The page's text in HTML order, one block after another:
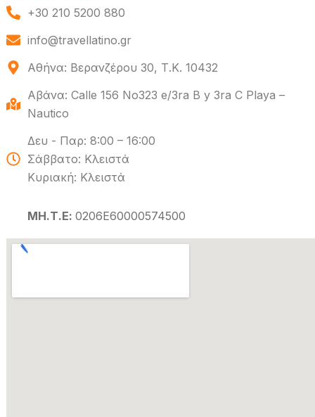
+30 210 5200 880
info@travellatino.gr
Αθήνα: Βερανζέρου 30, Τ.Κ. 10432
Αβάνα: Calle 156 No323 e/3ra B y 3ra C Playa –
Nautico
Δευ - Παρ: 8:00 – 16:00
Σάββατο: Κλειστά
Κυριακή: Κλειστά
ΜΗ.Τ.Ε: 0206Ε60000574500